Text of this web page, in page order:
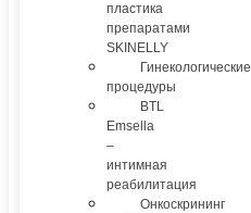
пластика
препаратами
SKINELLY
Гинекологические
процедуры
BTL
Emsella
–
интимная
реабилитация
Онкоскрининг